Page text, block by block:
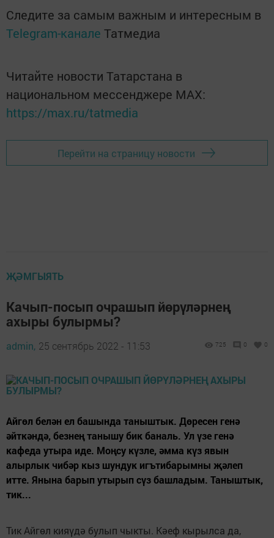
Следите за самым важным и интересным в
Telegram-канале Татмедиа
Читайте новости Татарстана в
национальном мессенджере MАХ:
https://max.ru/tatmedia
Перейти на страницу новости
ҖӘМГЫЯТЬ
Качып-посып очрашып йөрүләрнең
ахыры булырмы?
admin, 25 сентябрь 2022 - 11:53 725 0 0
Айгөл белән ел башында таныштык. Дөресен генә
әйткәндә, безнең танышу бик баналь. Ул үзе генә
кафеда утыра иде. Моңсу күзле, әмма күз явын
алырлык чибәр кыз шундук игътибарымны җәлеп
итте. Янына барып утырып сүз башладым. Таныштык,
тик...
Тик Айгөл кияүдә булып чыкты. Кәеф кырылса да,